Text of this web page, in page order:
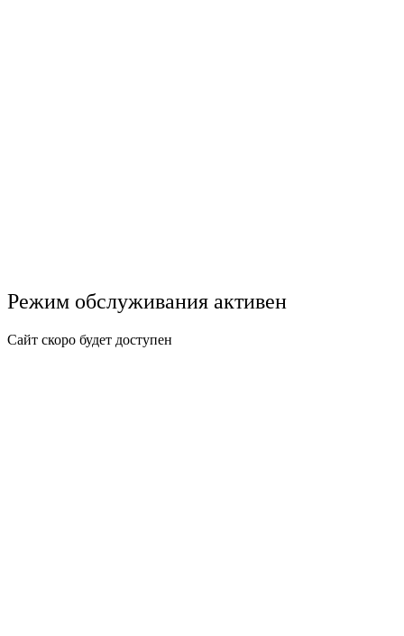
Режим обслуживания активен
Сайт скоро будет доступен